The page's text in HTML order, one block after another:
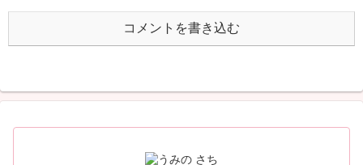
コメントを書き込む